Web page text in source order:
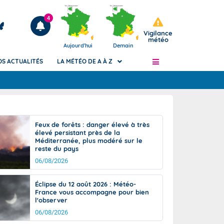
Articles
4
Aujourd'hui Demain
Vigilance
météo
de
Phénomènes dangereux de J+2 à J+7
Avertissement pluies intenses à l'échelle
des communes (Apic)
Bulletins Marine
d'avalanche
Météo des forêts
Vigicrues
ACTUALITÉS LA MÉTÉO DE A À Z
Feux de forêts : danger élevé à très
élevé persistant près de la
Méditerranée, plus modéré sur le
reste du pays
06/08/2026
Éclipse du 12 août 2026 : Météo-
France vous accompagne pour bien
l'observer
06/08/2026